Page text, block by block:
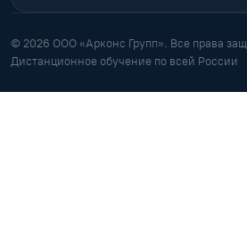
© 2026 ООО «Арконс Групп». Все права
Дистанционное обучение по всей России